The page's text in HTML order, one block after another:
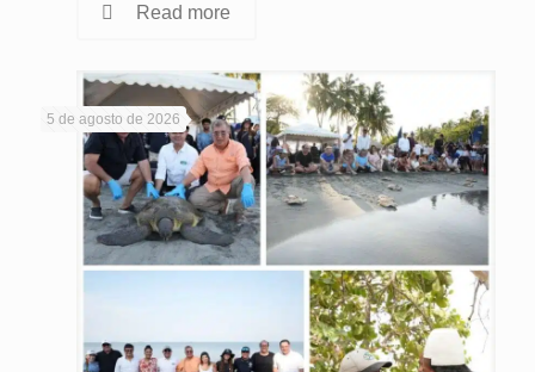
Read more
5 de agosto de 2026